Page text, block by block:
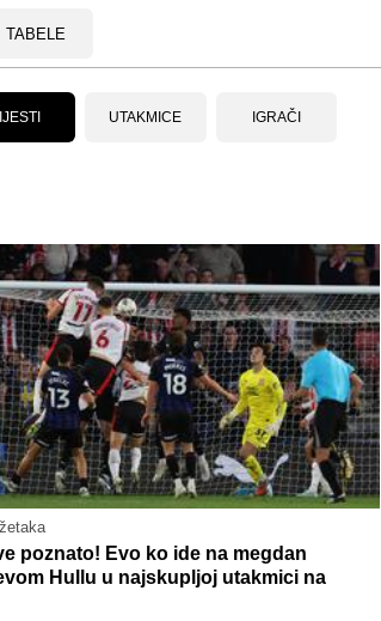
TABELE
UTAKMICE IGRAČI
poznato! Evo ko ide na megdan
Hullu u najskupljoj utakmici na